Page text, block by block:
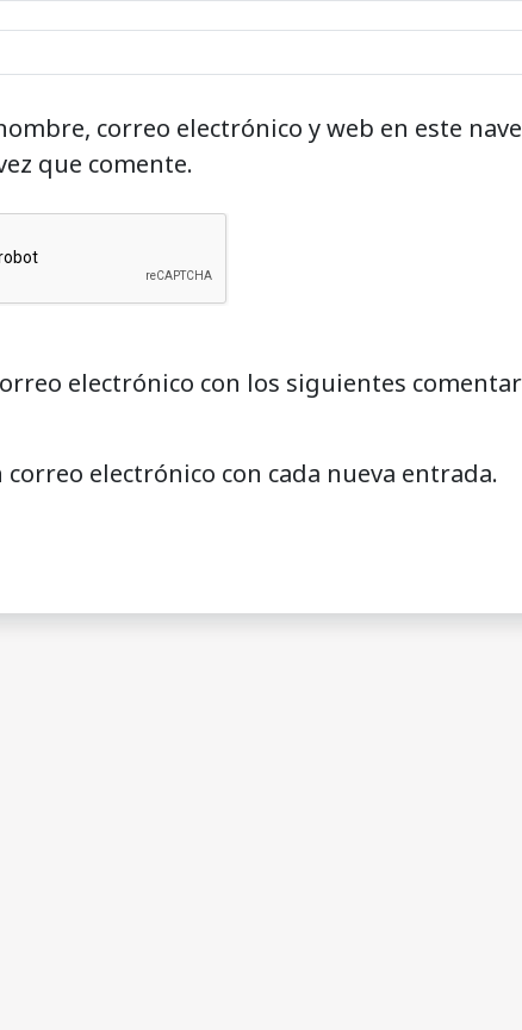
correo electrónico y web en este
que comente.
electrónico con los siguientes
correo electrónico con cada nueva entrada.